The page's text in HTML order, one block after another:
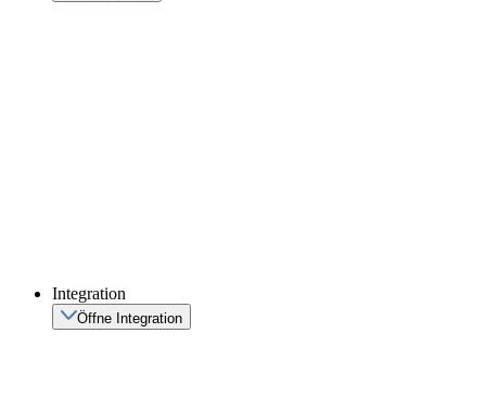
Integration
Öffne Integration